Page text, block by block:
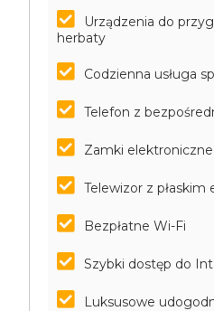
Urządzenia do
herbaty
Codzienna usługa
Telefon z
Zamki elektroniczne
Telewizor z płaskim
Bezpłatne Wi-Fi
Szybki dostęp do
Luksusowe